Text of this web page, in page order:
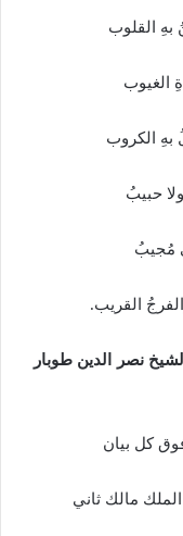
بهِ القلوب
الغيوب
بهِ الكروب
ولا حبيبُ
مُجيبُ
القريب.
نصر الدين طوبار
كل بيان
الملك مالك ثاني